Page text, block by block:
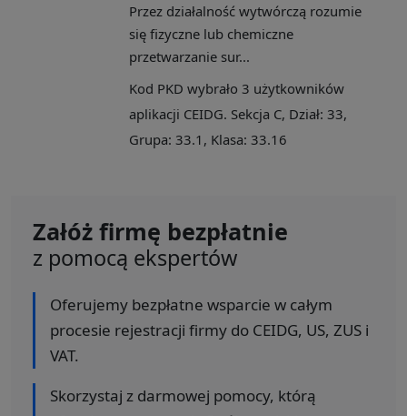
Przez działalność wytwórczą rozumie
się fizyczne lub chemiczne
przetwarzanie sur...
Kod PKD wybrało 3 użytkowników
aplikacji CEIDG. Sekcja C, Dział: 33,
Grupa: 33.1, Klasa: 33.16
Załóż firmę bezpłatnie
z pomocą ekspertów
Oferujemy bezpłatne wsparcie w całym
procesie rejestracji firmy do CEIDG, US, ZUS i
VAT.
Skorzystaj z darmowej pomocy, którą